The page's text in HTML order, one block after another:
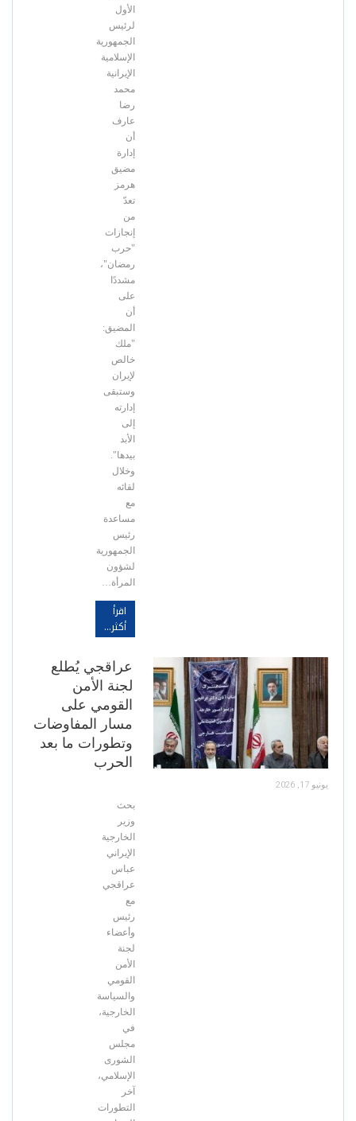
الأول
لرئيس
الجمهورية
الإسلامية
الإيرانية
محمد
رضا
عارف
أن
إدارة
مضيق
هرمز
تعدّ
من
إنجازات
"حرب
رمضان"،
مشددًا
على
أن
المضيق:
"ملك
خالص
لإيران
وستبقى
إدارته
إلى
الأبد
بيدها".
وخلال
لقائه
مع
مساعدة
رئيس
الجمهورية
لشؤون
المرأة…
اقرأ
أكثر...
عراقجي يُطلع
لجنة الأمن
القومي على
مسار المفاوضات
وتطورات ما بعد
الحرب
يونيو 17, 2026
بحث
وزير
الخارجية
الإيراني
عباس
عراقجي
مع
رئيس
وأعضاء
لجنة
الأمن
القومي
والسياسة
الخارجية،
في
مجلس
الشورى
الإسلامي،
آخر
التطورات